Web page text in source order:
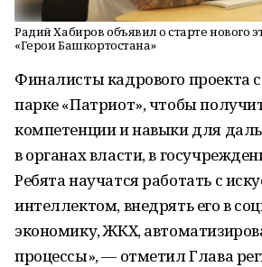
Радий Хабиров объявил о старте нового
«Герои Башкортостана»
Финалисты кадрового проекта
парке «Патриот», чтобы
компетенции и навыки для
в органах власти, в
Ребята научатся работать с
интеллектом, внедрять его в
экономику, ЖКХ,
процессы», — отметил Глава